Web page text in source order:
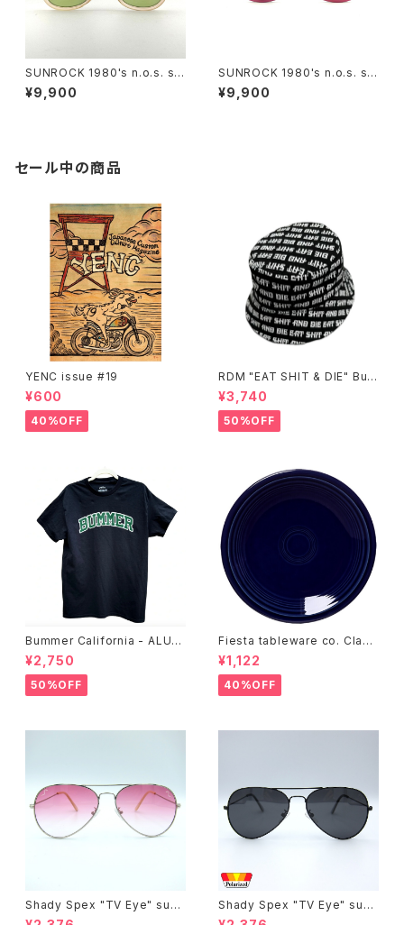
SUNROCK 1980's n.o.s. su
nglasses- Crystal Pink fra
me x green lens
¥9,900
SUNROCK 1980's n.o.s. su
nglasses- Pink/Black fram
e x green lens
¥9,900
セール中の商品
YENC issue #19
¥600
40%OFF
RDM "EAT SHIT & DIE" Buc
ket Hat
¥3,740
50%OFF
Bummer California - ALUM
T-SHIRT,black
¥2,750
50%OFF
Fiesta tableware co. Class
ic Rim 7-1/4 Inch Salad Pla
te
¥1,122
40%OFF
Shady Spex "TV Eye" sung
lasses, Silver w/Rose Grad
Shady Spex "TV Eye" sung
lasses, Black w/Polarized